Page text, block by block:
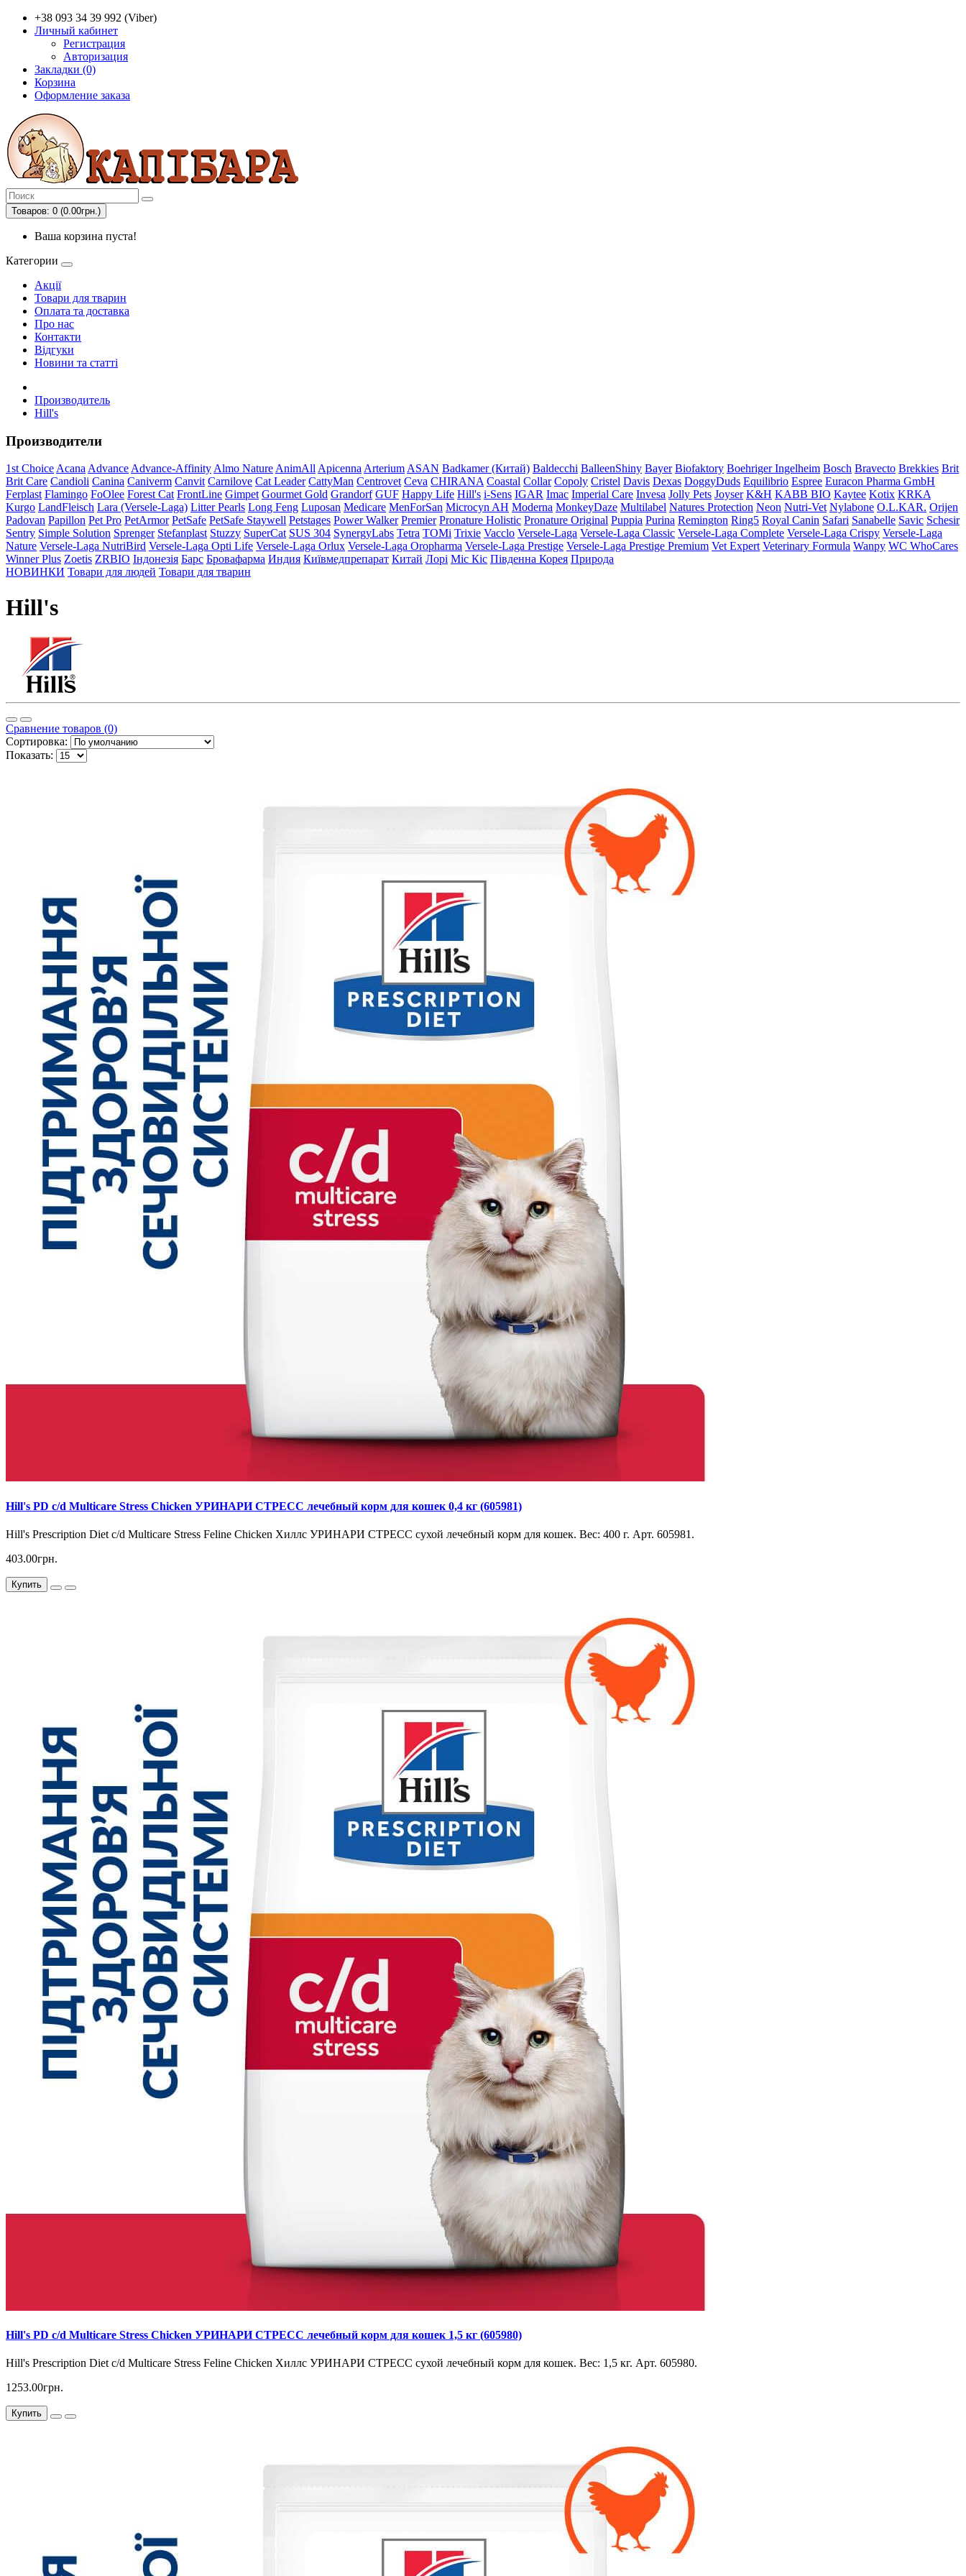
+38 093 34 39 992 (Viber)
Личный кабинет
Регистрация
Авторизация
Закладки (0)
Корзина
Оформление заказа
Товаров: 0 (0.00грн.)
Ваша корзина пуста!
Категории
Акції
Товари для тварин
Оплата та доставка
Про нас
Контакти
Відгуки
Новини та статті
Производитель
Hill's
Производители
1st ChoiceAcanaAdvanceAdvance-AffinityAlmo NatureAnimAllApicennaArteriumASAN Badkamer (Китай) Baldecchi BalleenShiny Bayer Biofaktory Boehriger Ingelheim Bosch Bravecto Brekkies Brit
Brit Care Candioli Canina Caniverm Canvit Carnilove Cat Leader CattyMan Centrovet Ceva CHIRANA Coastal Collar Copoly Cristel Davis Dexas DoggyDuds Equilibrio Espree Euracon Pharma GmbH
Ferplast Flamingo FoOlee Forest Cat FrontLine Gimpet Gourmet Gold Grandorf GUF Happy Life Hill's i-Sens IGAR Imac Imperial Care Invesa Jolly Pets Joyser K&H KABB BIO Kaytee Kotix KRKA
Kurgo LandFleisch Lara (Versele-Laga) Litter Pearls Long Feng Luposan Medicare MenForSan Microcyn AH Moderna MonkeyDaze Multilabel Natures Protection Neon Nutri-Vet Nylabone O.L.KAR. Orijen
Padovan Papillon Pet Pro PetArmor PetSafe PetSafe Staywell Petstages Power Walker Premier Pronature Holistic Pronature Original Puppia Purina Remington Ring5 Royal Canin Safari Sanabelle Savic Schesir
Sentry Simple Solution Sprenger Stefanplast Stuzzy SuperCat SUS 304 SynergyLabs Tetra TOMi Trixie Vacclo Versele-Laga Versele-Laga Classic Versele-Laga Complete Versele-Laga Crispy Versele-Laga
Nature Versele-Laga NutriBird Versele-Laga Opti Life Versele-Laga Orlux Versele-Laga Oropharma Versele-Laga Prestige Versele-Laga Prestige Premium Vet Expert Veterinary Formula Wanpy WC WhoCares
Winner Plus Zoetis ZRBIO Індонезія Барс Бровафарма Индия Київмедпрепарат Китай Лорі Міс Кіс Південна Корея Природа
НОВИНКИ Товари для людей Товари для тварин
Hill's
Сравнение товаров (0)
Сортировка:
Показать:
Hill's PD c/d Multicare Stress Chicken УРИНАРИ СТРЕСС лечебный корм для кошек 0,4 кг (605981)
Hill's Prescription Diet c/d Multicare Stress Feline Chicken Хиллс УРИНАРИ СТРЕСС сухой лечебный корм для кошек. Вес: 400 г. Арт. 605981.
403.00грн.
Купить
Hill's PD c/d Multicare Stress Chicken УРИНАРИ СТРЕСС лечебный корм для кошек 1,5 кг (605980)
Hill's Prescription Diet c/d Multicare Stress Feline Chicken Хиллс УРИНАРИ СТРЕСС сухой лечебный корм для кошек. Вес: 1,5 кг. Арт. 605980.
1253.00грн.
Купить